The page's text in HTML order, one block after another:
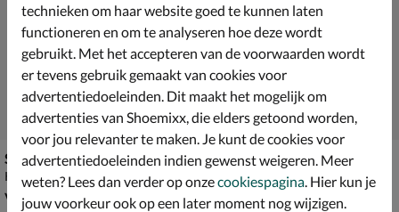
Skechers Tracks
Klittenbandschoenen - blauw
vanaf € 39,99
v.a.
Skechers Light Storm 3.0
Klittenbandschoenen - grijs
technieken om haar website goed te kunnen laten
functioneren en om te analyseren hoe deze wordt
gebruikt. Met het accepteren van de voorwaarden wordt
er tevens gebruik gemaakt van cookies voor
advertentiedoeleinden. Dit maakt het mogelijk om
advertenties van Shoemixx, die elders getoond worden,
voor jou relevanter te maken. Je kunt de cookies voor
advertentiedoeleinden indien gewenst weigeren. Meer
weten? Lees dan verder op onzecookiespagina . Hier kun je
jouw voorkeur ook op een later moment nog wijzigen.